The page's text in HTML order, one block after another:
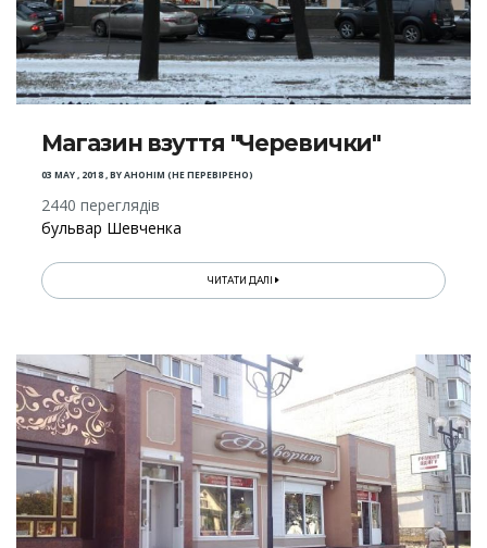
Магазин взуття "Черевички"
03 MAY , 2018,BYАНОНІМ (НЕ ПЕРЕВІРЕНО)
2440 переглядів
бульвар Шевченка
ЧИТАТИ ДАЛІ